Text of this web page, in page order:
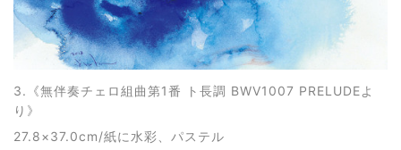
3.《無伴奏チェロ組曲第1番 ト長調 BWV1007 PRELUDEよ
り 》
27.8×37.0cm/紙に水彩、パステル